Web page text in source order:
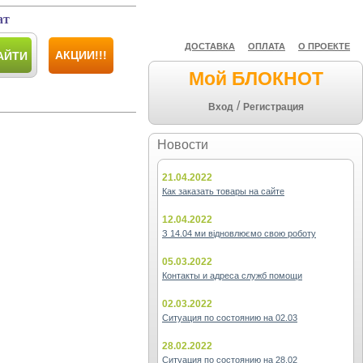
ДОСТАВКА ОПЛАТА О ПРОЕКТЕ
Мой БЛОКНОТ
Вход / Регистрация
Новости
21.04.2022
Как заказать товары на сайте
12.04.2022
З 14.04 ми відновлюємо свою роботу
05.03.2022
Контакты и адреса служб помощи
02.03.2022
Ситуация по состоянию на 02.03
28.02.2022
Ситуация по состоянию на 28.02
АКЦИИ!!!